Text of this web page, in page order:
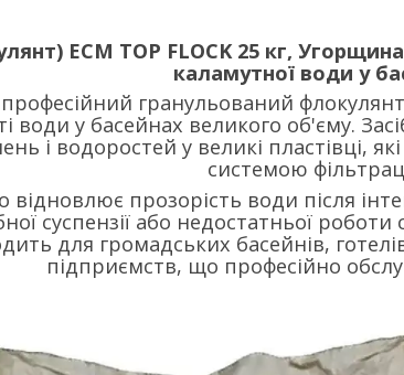
ECM TOP FLOCK 25 кг,
каламутної води у
гранульований
води у басейнах великого об'єму.
і водоростей у великі пластівці,
системою
відновлює прозорість води після
суспензії або недостатньої
для громадських басейнів,
підприємств, що професійно